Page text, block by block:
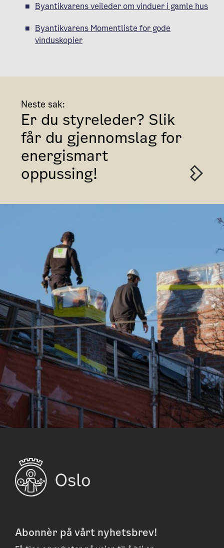
Byantikvarens veileder om vinduer i gamle hus
Byantikvarens Momentliste for gode
vinduskopier
Neste sak:
Er du styreleder? Slik
får du gjennomslag for
energismart
oppussing!
Abonnèr på vårt nyhetsbrev!